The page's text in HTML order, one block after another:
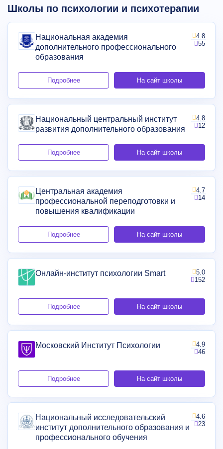
Школы по психологии и психотерапии
Национальная академия
дополнительного профессионального
образования
4.8
55
Подробнее На сайт школы
Национальный центральный институт
развития дополнительного образования
4.8
12
Подробнее На сайт школы
Центральная академия
профессиональной переподготовки и
повышения квалификации
4.7
14
Подробнее На сайт школы
Онлайн-институт психологии Smart
5.0
152
Подробнее На сайт школы
Московский Институт Психологии
4.9
46
Подробнее На сайт школы
Национальный исследовательский
институт дополнительного образования и
профессионального обучения
4.6
23